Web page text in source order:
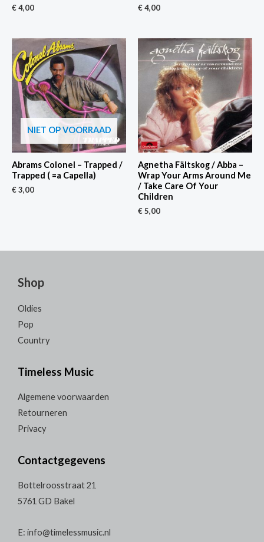
€4,00 €4,00
NIET OP VOORRAAD
Abrams Colonel – Trapped /
Trapped ( =a Capella)
€3,00
Agnetha Fältskog / Abba –
Wrap Your Arms Around Me
/ Take Care Of Your
Children
€5,00
Shop
Oldies
Pop
Country
Timeless Music
Algemene voorwaarden
Retourneren
Privacy
Contactgegevens
Bottelroosstraat 21
5761 GD Bakel
E: info@timelessmusic.nl